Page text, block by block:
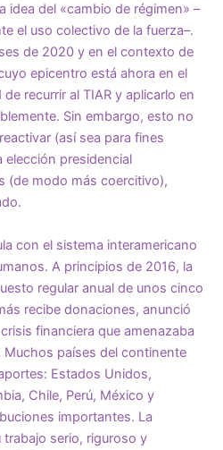
idea del «cambio de régimen» –
el uso colectivo de la fuerza–.
de 2020 y en el contexto de
epicentro está ahora en el
recurrir al TIAR y aplicarlo en
Sin embargo, esto no
(así sea para fines
elección presidencial
(de modo más coercitivo),
con el sistema interamericano
A principios de 2016, la
regular anual de unos cinco
recibe donaciones, anunció
financiera que amenazaba
países del continente
Estados Unidos,
Chile, Perú, México y
importantes. La
serio, riguroso y